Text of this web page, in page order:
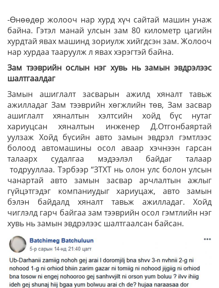
-Өнөөдөр жолооч нар хурд хүч сайтай машин унаж
байна. Гэтэл манай улсын зам 80 километр цагийн
хурдтай явах машинд зориулж хийгдсэн зам. Жолооч
нар хурдаа тааруулж л явах хэрэгтэй байна.
Зам тээврийн ослын нэг хувь нь замын эвдрэлээс
шалтгаалдаг
Замын ашиглалт засварын ажилд хяналт тавьж
ажилладаг Зам тээврийн хөгжлийн төв, Зам засвар
ашиглалт хяналтын хэлтсийн хойд бүс нутаг
хариуцсан хяналтын инженер Д.Отгонбаяртай
уулзаж Хойд бүсийн авто замын эвдрэл гэмтлээс
болоод автомашины осол аваар хэчнээн гарсан
талаарх судалгаа мэдээлэл байдаг талаар
тодрууллаа. Тэрбээр “ЗТХТ нь олон улс болон улсын
чанартай авто замын засвар арчлалтын ажлыг
гүйцэтгэдэг компаниудыг хариуцаж, авто замын
бэлэн байдалд хяналт тавьж ажилладаг. Хойд
чиглэлд гарч байгаа зам тээврийн осол гэмтлийн нэг
хувь нь замын эвдрэлээс шалтгаалсан байсан.